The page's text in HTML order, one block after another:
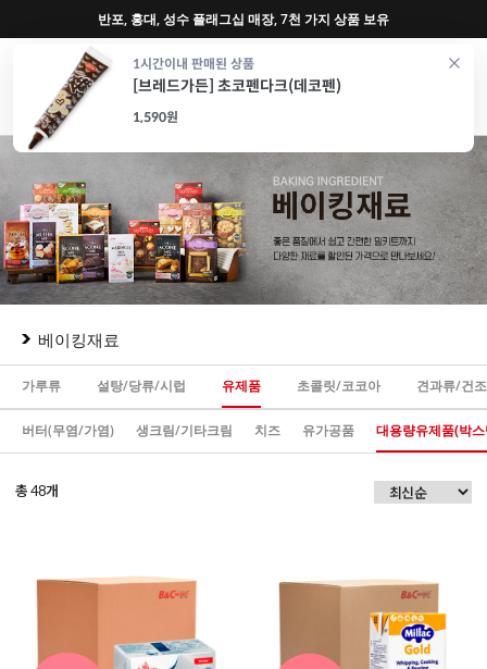
1시간이내 판매된 상품
[브레드가든] 초코펜다크(데코펜)
1,590원
♥ 회원가입 특별혜택 (사업자 추가혜택) ♥
0
재료 포장
베이킹재료
가루류 설탕/당류/시럽 유제품 초콜릿/코코아 견과류/건
버터(무염/가염) 생크림/기타크림 치즈 유가공품 대용량유제품(박
총48개